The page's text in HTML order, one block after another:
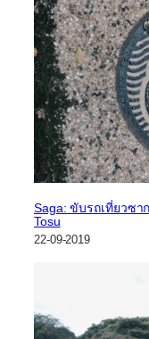
Saga: ขับรถเที่ยวซา
Tosu
22-09-2019